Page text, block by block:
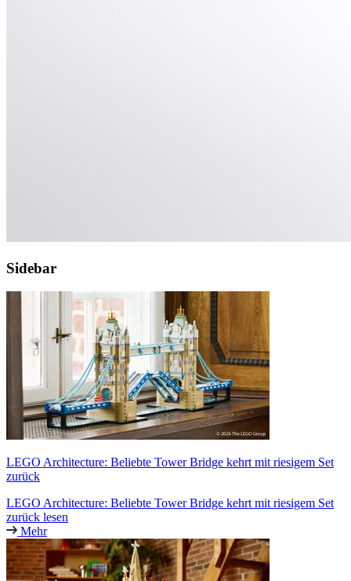
Sidebar
LEGO Architecture: Beliebte Tower Bridge kehrt mit riesigem Set
zurück
LEGO Architecture: Beliebte Tower Bridge kehrt mit riesigem Set
zurück lesen
Mehr